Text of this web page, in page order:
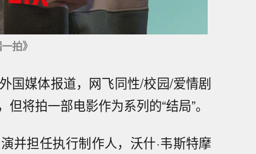
拍》
国媒体报道，网飞同性/校园/爱情剧
将拍一部电影作为系列的“结局”。
并担任执行制作人，沃什·韦斯特摩